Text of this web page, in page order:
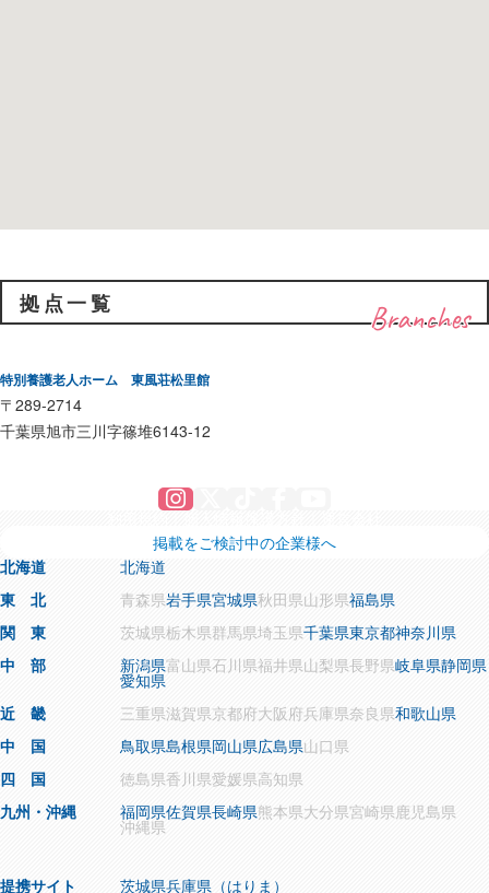
Branches
拠点一覧
特別養護老人ホーム 東風荘松里館
〒289-2714
千葉県旭市三川字篠堆6143-12
Instagram
X
掲載をご検討中の企業様へ
北海道
北海道
東 北
青森県岩手県宮城県秋田県山形県福島県
関 東
茨城県栃木県群馬県埼玉県千葉県東京都神奈川県
中 部
新潟県富山県石川県福井県山梨県長野県岐阜県静岡県
愛知県
近 畿
三重県滋賀県京都府大阪府兵庫県奈良県和歌山県
中 国
鳥取県島根県岡山県広島県山口県
四 国
徳島県香川県愛媛県高知県
九州・沖縄
福岡県佐賀県長崎県熊本県大分県宮崎県鹿児島県
沖縄県
提携サイト 茨城県兵庫県（はりま）